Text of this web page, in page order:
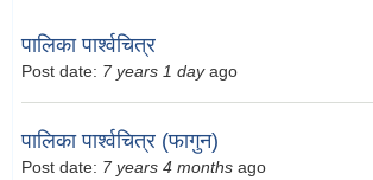
पालिका पार्श्वचित्र
Post date: 7 years 1 dayago
पालिका पार्श्वचित्र (फागुन)
Post date: 7 years 4 months ago